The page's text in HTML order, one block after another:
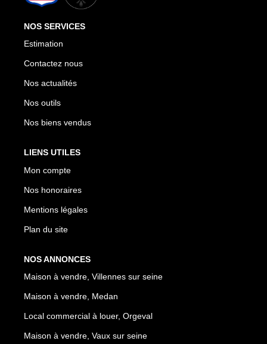
NOS SERVICES
Estimation
Contactez nous
Nos actualités
Nos outils
Nos biens vendus
LIENS UTILES
Mon compte
Nos honoraires
Mentions légales
Plan du site
NOS ANNONCES
Maison à vendre, Villennes sur seine
Maison à vendre, Medan
Local commercial à louer, Orgeval
Maison à vendre, Vaux sur seine